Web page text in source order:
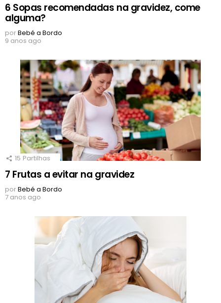
6 Sopas recomendadas na gravidez, come
alguma?
porBebé a Bordo
9 anos ago
15 Partilhas
7 Frutas a evitar na gravidez
porBebé a Bordo
7 anos ago